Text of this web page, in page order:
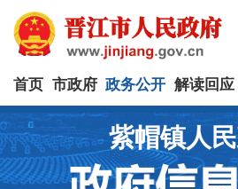
首页 市政府 政务公开 解读回应
紫帽镇人